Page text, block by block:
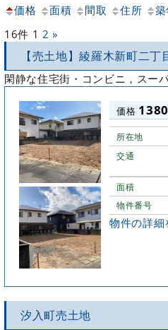
価格 面積 間取 住所
築
16件 1 2 »
【売土地】綾羅木新町二丁
閑静な住宅街・コンビニ，スー
価格
所在地
交通
面積
物件番号
物件の詳細
汐入町売土地